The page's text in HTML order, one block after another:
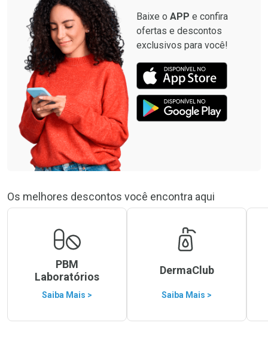
Baixe o APP e confira
ofertas e descontos
exclusivos para você!
Os melhores descontos você encontra aqui
PBM
Laboratórios
Saiba Mais >
DermaClub
Saiba Mais >